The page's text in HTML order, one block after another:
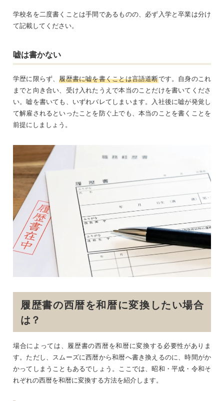
学校名を二度書くことは手間であるものの、必ず入学と卒業は分け
て記載してください。
嘘は書かない
学歴に限らず、履歴書に嘘を書くことは言語道断です。自身のこれ
までと向き合い、受け入れたうえで本当のことだけを書いてくださ
い。嘘を書いても、いずれバレてしまいます。入社後に嘘が発覚し
て解雇されるといったことを防ぐ上でも、本当のことを書くことを
前提にしましょう。
履歴書の西暦を和暦に変換したい場合
は？
場合によっては、履歴書の西暦を和暦に変換する必要性がありま
す。ただし、スムーズに西暦から和暦へ書き換えるのに、時間がか
かってしまうこともあるでしょう。ここでは、昭和・平成・令和そ
れぞれの西暦を和暦に変換する方法を紹介します。